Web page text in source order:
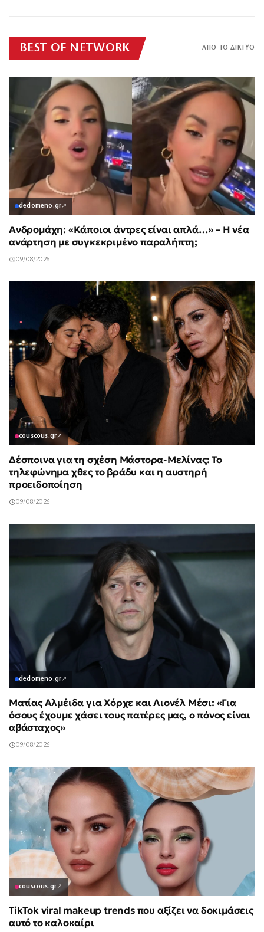
BEST OF NETWORK ΑΠΟ ΤΟ ΔΙΚΤΥΟ
dedomeno.gr↗
Ανδρομάχη: «Κάποιοι άντρες είναι απλά…» – Η νέα
ανάρτηση με συγκεκριμένο παραλήπτη;
09/08/2026
couscous.gr↗
Δέσποινα για τη σχέση Μάστορα-Μελίνας: Το
τηλεφώνημα χθες το βράδυ και η αυστηρή
προειδοποίηση
09/08/2026
dedomeno.gr↗
Ματίας Αλμέιδα για Χόρχε και Λιονέλ Μέσι: «Για
όσους έχουμε χάσει τους πατέρες μας, ο πόνος είναι
αβάσταχος»
09/08/2026
couscous.gr↗
TikTok viral makeup trends που αξίζει να δοκιμάσεις
αυτό το καλοκαίρι